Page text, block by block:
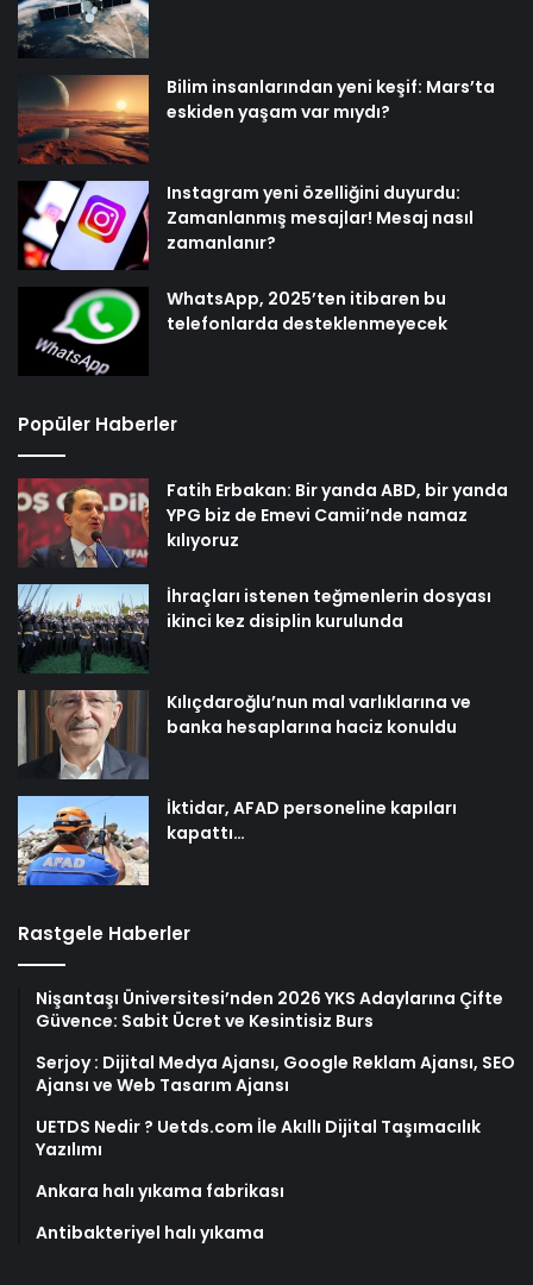
Bilim insanlarından yeni keşif: Mars’ta
eskiden yaşam var mıydı?
Instagram yeni özelliğini duyurdu:
Zamanlanmış mesajlar! Mesaj nasıl
zamanlanır?
WhatsApp, 2025’ten itibaren bu
telefonlarda desteklenmeyecek
Popüler Haberler
Fatih Erbakan: Bir yanda ABD, bir yanda
YPG biz de Emevi Camii’nde namaz
kılıyoruz
İhraçları istenen teğmenlerin dosyası
ikinci kez disiplin kurulunda
Kılıçdaroğlu’nun mal varlıklarına ve
banka hesaplarına haciz konuldu
İktidar, AFAD personeline kapıları
kapattı…
Rastgele Haberler
Nişantaşı Üniversitesi’nden 2026 YKS Adaylarına Çifte
Güvence: Sabit Ücret ve Kesintisiz Burs
Serjoy : Dijital Medya Ajansı, Google Reklam Ajansı, SEO
Ajansı ve Web Tasarım Ajansı
UETDS Nedir ? Uetds.com İle Akıllı Dijital Taşımacılık
Yazılımı
Ankara halı yıkama fabrikası
Antibakteriyel halı yıkama